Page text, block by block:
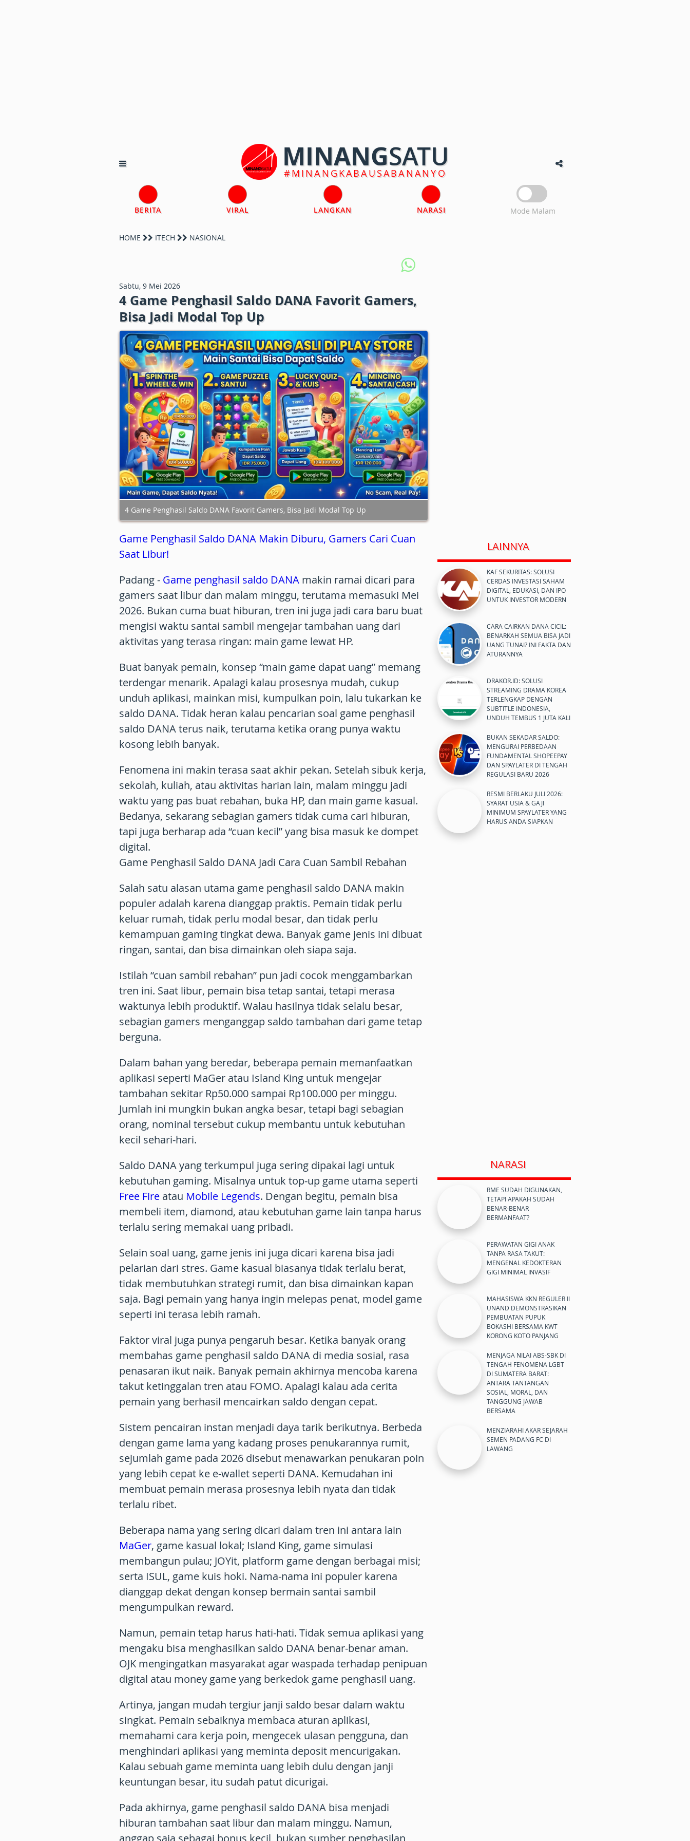
MINANGSATU
#MINANGKABAUSABANANYO
BERITA VIRAL LANGKAN NARASI Mode Malam
HOME ITECH NASIONAL
Sabtu, 9 Mei 2026
4 Game Penghasil Saldo DANA Favorit Gamers,
Bisa Jadi Modal Top Up
4 Game Penghasil Saldo DANA Favorit Gamers, Bisa Jadi Modal Top Up
Game Penghasil Saldo DANA Makin Diburu, Gamers Cari Cuan
Saat Libur!
Padang- Game penghasil saldo DANA makin ramai dicari para
gamers saat libur dan malam minggu, terutama memasuki Mei
2026. Bukan cuma buat hiburan, tren ini juga jadi cara baru buat
mengisi waktu santai sambil mengejar tambahan uang dari
aktivitas yang terasa ringan: main game lewat HP.
Buat banyak pemain, konsep “main game dapat uang” memang
terdengar menarik. Apalagi kalau prosesnya mudah, cukup
unduh aplikasi, mainkan misi, kumpulkan poin, lalu tukarkan ke
saldo DANA. Tidak heran kalau pencarian soal game penghasil
saldo DANAterus naik, terutama ketika orang punya waktu
kosong lebih banyak.
Fenomena ini makin terasa saat akhir pekan. Setelah sibuk kerja,
sekolah, kuliah, atau aktivitas harian lain, malam minggu jadi
waktu yang pas buat rebahan, buka HP, dan main game kasual.
Bedanya, sekarang sebagian gamers tidak cuma cari hiburan,
tapi juga berharap ada “cuan kecil” yang bisa masuk ke dompet
digital.
Game Penghasil Saldo DANA Jadi Cara Cuan Sambil Rebahan
Salah satu alasan utama game penghasil saldo DANA makin
populer adalah karena dianggap praktis. Pemain tidak perlu
keluar rumah, tidak perlu modal besar, dan tidak perlu
kemampuan gaming tingkat dewa. Banyak game jenis ini dibuat
ringan, santai, dan bisa dimainkan oleh siapa saja.
Istilah “cuan sambil rebahan” pun jadi cocok menggambarkan
tren ini. Saat libur, pemain bisa tetap santai, tetapi merasa
waktunya lebih produktif. Walau hasilnya tidak selalu besar,
sebagian gamers menganggap saldo tambahan dari game tetap
berguna.
Dalam bahan yang beredar, beberapa pemain memanfaatkan
aplikasi seperti MaGer atau Island King untuk mengejar
tambahan sekitar Rp50.000 sampai Rp100.000 per minggu.
Jumlah ini mungkin bukan angka besar, tetapi bagi sebagian
orang, nominal tersebut cukup membantu untuk kebutuhan
kecil sehari-hari.
Saldo DANA yang terkumpul juga sering dipakai lagi untuk
kebutuhan gaming. Misalnya untuk top-up game utama seperti
Free Fire atau Mobile Legends. Dengan begitu, pemain bisa
membeli item, diamond, atau kebutuhan game lain tanpa harus
terlalu sering memakai uang pribadi.
Selain soal uang, game jenis ini juga dicari karena bisa jadi
pelarian dari stres. Game kasual biasanya tidak terlalu berat,
tidak membutuhkan strategi rumit, dan bisa dimainkan kapan
saja. Bagi pemain yang hanya ingin melepas penat, model game
seperti ini terasa lebih ramah.
Faktor viral juga punya pengaruh besar. Ketika banyak orang
membahas game penghasil saldo DANA di media sosial, rasa
penasaran ikut naik. Banyak pemain akhirnya mencoba karena
takut ketinggalan tren atau FOMO. Apalagi kalau ada cerita
pemain yang berhasil mencairkan saldo dengan cepat.
Sistem pencairan instan menjadi daya tarik berikutnya. Berbeda
dengan game lama yang kadang proses penukarannya rumit,
sejumlah game pada 2026 disebut menawarkan penukaran poin
yang lebih cepat ke e-wallet seperti DANA. Kemudahan ini
membuat pemain merasa prosesnya lebih nyata dan tidak
terlalu ribet.
Beberapa nama yang sering dicari dalam tren ini antara lain
MaGer, game kasual lokal; Island King, game simulasi
membangun pulau; JOYit, platform game dengan berbagai misi;
serta ISUL, game kuis hoki. Nama-nama ini populer karena
dianggap dekat dengan konsep bermain santai sambil
mengumpulkan reward.
Namun, pemain tetap harus hati-hati. Tidak semua aplikasi yang
mengaku bisa menghasilkan saldo DANA benar-benar aman.
OJK mengingatkan masyarakat agar waspada terhadap penipuan
digital atau money game yang berkedok game penghasil uang.
Artinya, jangan mudah tergiur janji saldo besar dalam waktu
singkat. Pemain sebaiknya membaca aturan aplikasi,
memahami cara kerja poin, mengecek ulasan pengguna, dan
menghindari aplikasi yang meminta deposit mencurigakan.
Kalau sebuah game meminta uang lebih dulu dengan janji
keuntungan besar, itu sudah patut dicurigai.
Pada akhirnya, game penghasil saldo DANA bisa menjadi
hiburan tambahan saat libur dan malam minggu. Namun,
LAINNYA
KAF SEKURITAS: SOLUSI
CERDAS INVESTASI SAHAM
DIGITAL, EDUKASI, DAN IPO
UNTUK INVESTOR MODERN
CARA CAIRKAN DANA CICIL:
BENARKAH SEMUA BISA JADI
UANG TUNAI? INI FAKTA DAN
ATURANNYA
DRAKOR.ID: SOLUSI
STREAMING DRAMA KOREA
TERLENGKAP DENGAN
SUBTITLE INDONESIA,
UNDUH TEMBUS 1 JUTA KALI
BUKAN SEKADAR SALDO:
MENGURAI PERBEDAAN
FUNDAMENTAL SHOPEEPAY
DAN SPAYLATER DI TENGAH
REGULASI BARU 2026
RESMI BERLAKU JULI 2026:
SYARAT USIA & GAJI
MINIMUM SPAYLATER YANG
HARUS ANDA SIAPKAN
NARASI
RME SUDAH DIGUNAKAN,
TETAPI APAKAH SUDAH
BENAR-BENAR
BERMANFAAT?
PERAWATAN GIGI ANAK
TANPA RASA TAKUT:
MENGENAL KEDOKTERAN
GIGI MINIMAL INVASIF
MAHASISWA KKN REGULER II
UNAND DEMONSTRASIKAN
PEMBUATAN PUPUK
BOKASHI BERSAMA KWT
KORONG KOTO PANJANG
MENJAGA NILAI ABS-SBK DI
TENGAH FENOMENA LGBT
DI SUMATERA BARAT:
ANTARA TANTANGAN
SOSIAL, MORAL, DAN
TANGGUNG JAWAB
BERSAMA
MENZIARAHI AKAR SEJARAH
SEMEN PADANG FC DI
LAWANG